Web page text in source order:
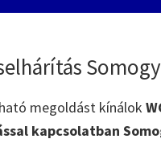
megoldást kínálok
kapcsolatban